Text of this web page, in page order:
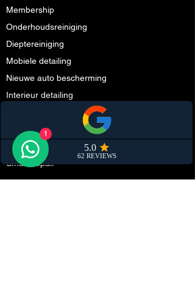
Membership
Onderhoudsreiniging
Dieptereiniging
Mobiele detailing
Nieuwe auto bescherming
Interieur detailing
Keramische coating
Cabriodak impregneren
Smart repair
1